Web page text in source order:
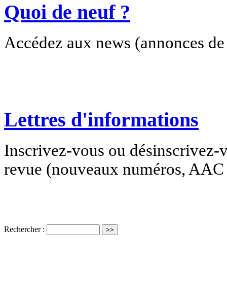
Quoi de neuf ?
Accédez aux news (annonces
Lettres d'informations
Inscrivez-vous ou
revue (nouveaux numéros,
Rechercher :